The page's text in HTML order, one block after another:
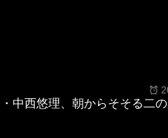
中西悠理、朝からそそる二